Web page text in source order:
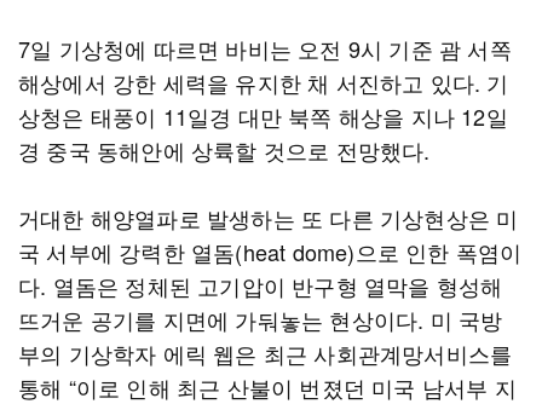
7일 기상청에 따르면 바비는 오전 9시 기준 괌 서쪽
해상에서 강한 세력을 유지한 채 서진하고 있다. 기
상청은 태풍이 11일경 대만 북쪽 해상을 지나 12일
경 중국 동해안에 상륙할 것으로 전망했다.
거대한 해양열파로 발생하는 또 다른 기상현상은 미
국 서부에 강력한 열돔(heat dome)으로 인한 폭염이
다. 열돔은 정체된 고기압이 반구형 열막을 형성해
뜨거운 공기를 지면에 가둬놓는 현상이다. 미 국방
부의 기상학자 에릭 웹은 최근 사회관계망서비스를
통해 “이로 인해 최근 산불이 번졌던 미국 남서부 지